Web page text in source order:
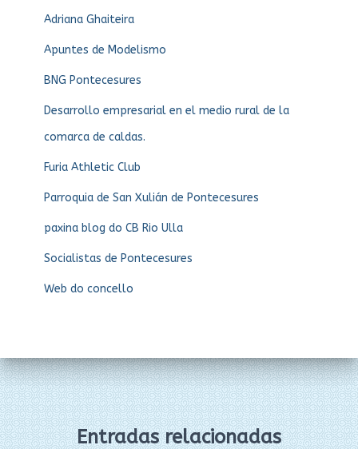
Adriana Ghaiteira
Apuntes de Modelismo
BNG Pontecesures
Desarrollo empresarial en el medio rural de la
comarca de caldas.
Furia Athletic Club
Parroquia de San Xulián de Pontecesures
paxina blog do CB Rio Ulla
Socialistas de Pontecesures
Web do concello
Entradas relacionadas